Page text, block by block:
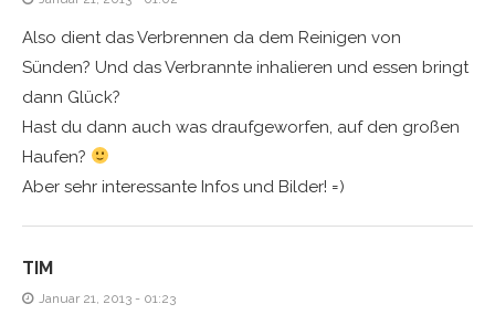
Also dient das Verbrennen da dem Reinigen von
Sünden? Und das Verbrannte inhalieren und essen bringt
dann Glück?
Hast du dann auch was draufgeworfen, auf den großen
Haufen?
Aber sehr interessante Infos und Bilder! =)
TIM
Januar 21, 2013 - 01:23